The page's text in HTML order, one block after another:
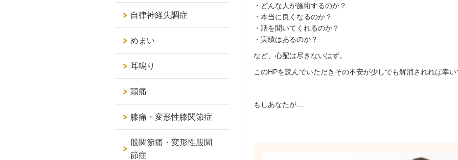
・どんな人が施術するのか？
・本当に良くなるのか？
・話を聞いてくれるのか？
・実績はあるのか？
など、心配は尽きないはず。
このHPを読んでいただきその不安が少しでも解消されれば幸い
もしあなたが…
自律神経失調症
めまい
耳鳴り
頭痛
膝痛・変形性膝関節症
股関節痛・変形性股関
節症